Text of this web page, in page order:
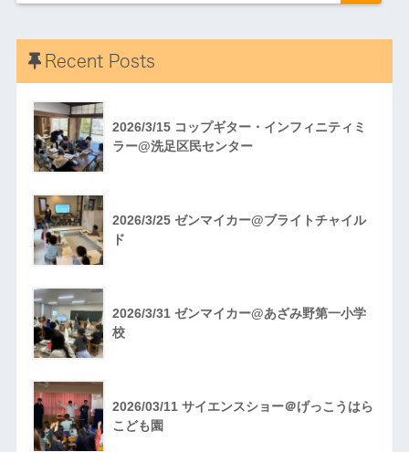
Recent Posts
2026/3/15 コップギター・インフィニティミ
ラー@洗足区民センター
2026/3/25 ゼンマイカー@ブライトチャイル
ド
2026/3/31 ゼンマイカー@あざみ野第一小学
校
2026/03/11 サイエンスショー＠げっこうはら
こども園